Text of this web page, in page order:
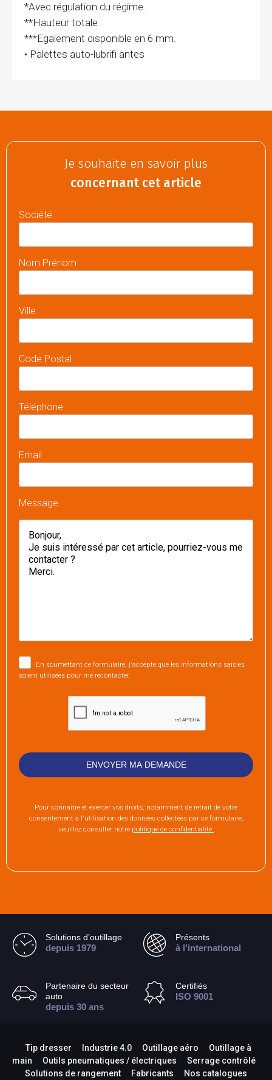
*Avec régulation du régime.
**Hauteur totale
***Egalement disponible en 6 mm.
• Palettes auto-lubrifi antes
Je souhaite en savoir plus
concernant cet article
Société
Nom Prénom
Ville
Code Postal
Téléphone
Email
Message
En soumettant ce formulaire, j'accepte que les informations saisies
soient utilisées pour me recontacter.
Pour connaître et exercer vos droits, notamment de retrait de votre
consentement à l'utilisation des données collectées par ce formulaire,
veuillez consulter notre politique de confidentialité.
Solutions d’outillage
depuis 1979
Présents
à l’international
Partenaire du secteur
auto
depuis 30 ans
Certifiés
ISO 9001
Tip dresser Industrie 4.0 Outillage aéro
Outillage à
main
Outils pneumatiques / électriques
Serrage contrôlé
Solutions de rangement
Fabricants Nos catalogues